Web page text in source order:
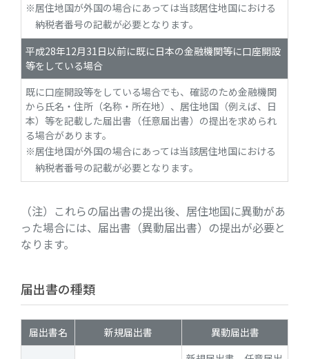
居住地国が外国の場合にあっては当該居住地国における
納税者番号の記載が必要となります。
平成28年12月31日以前に既に日本の金融機関等に口座開設
等をしている場合
既に口座開設等をしている場合でも、確認のため金融機関
から氏名・住所（名称・所在地）、居住地国（例えば、日
本）等を記載した届出書（任意届出書）の提出を求められ
る場合があります。
居住地国が外国の場合にあっては当該居住地国における
納税者番号の記載が必要となります。
（注）これらの届出書の提出後、居住地国に異動があ
った場合には、届出書（異動届出書）の提出が必要と
なります。
届出書の種類
届出書名 新規届出書 異動届出書